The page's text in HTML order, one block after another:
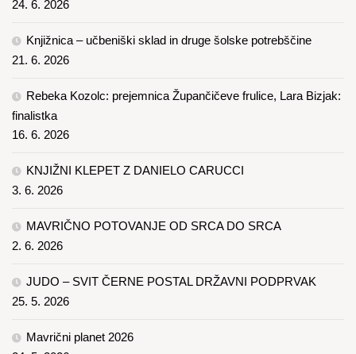
24. 6. 2026
Knjižnica – učbeniški sklad in druge šolske potrebščine
21. 6. 2026
Rebeka Kozolc: prejemnica Župančičeve frulice, Lara Bizjak:
finalistka
16. 6. 2026
KNJIŽNI KLEPET Z DANIELO CARUCCI
3. 6. 2026
MAVRIČNO POTOVANJE OD SRCA DO SRCA
2. 6. 2026
JUDO – SVIT ČERNE POSTAL DRŽAVNI PODPRVAK
25. 5. 2026
Mavrični planet 2026